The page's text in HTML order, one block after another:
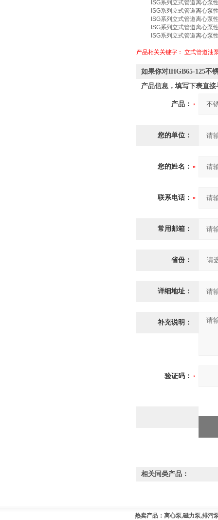
ISG系列立式管道离心泵
ISG系列立式管道离心泵
ISG系列立式管道离心泵
ISG系列立式管道离心泵
ISG系列立式管道离心泵
产品相关关键字： 立式管道油
如果你对IHGB65-125不
产品信息，填写下表直
产品：
您的单位：
您的姓名：
联系电话：
常用邮箱：
省份：
详细地址：
补充说明：
验证码：
相关同类产品：
热卖产品：离心泵,磁力泵,排污